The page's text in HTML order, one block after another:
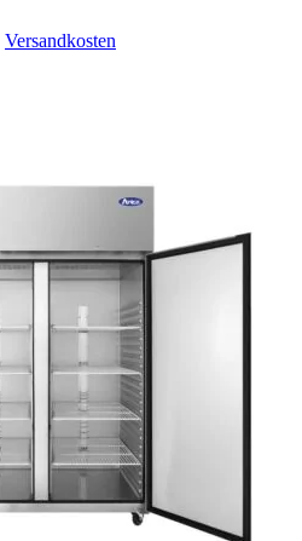
Versandkosten